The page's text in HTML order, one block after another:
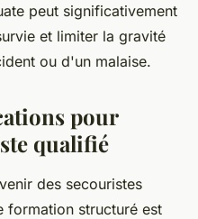
peut significativement
et limiter la gravité
ou d'un malaise.
pour
qualifié
des secouristes
formation structuré est